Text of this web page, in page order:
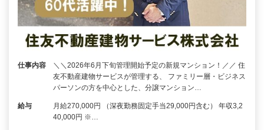
仕事内容
＼＼2026年6月下旬管理開始予定の新規マンション！／／ 住
友不動産建物サービスが管理する、 ファミリー層・ビジネス
パーソンの方を中心とした、分譲マンション…
給与
月給270,000円 （深夜勤務固定手当29,000円含む） 年収3,2
40,000円 ※…